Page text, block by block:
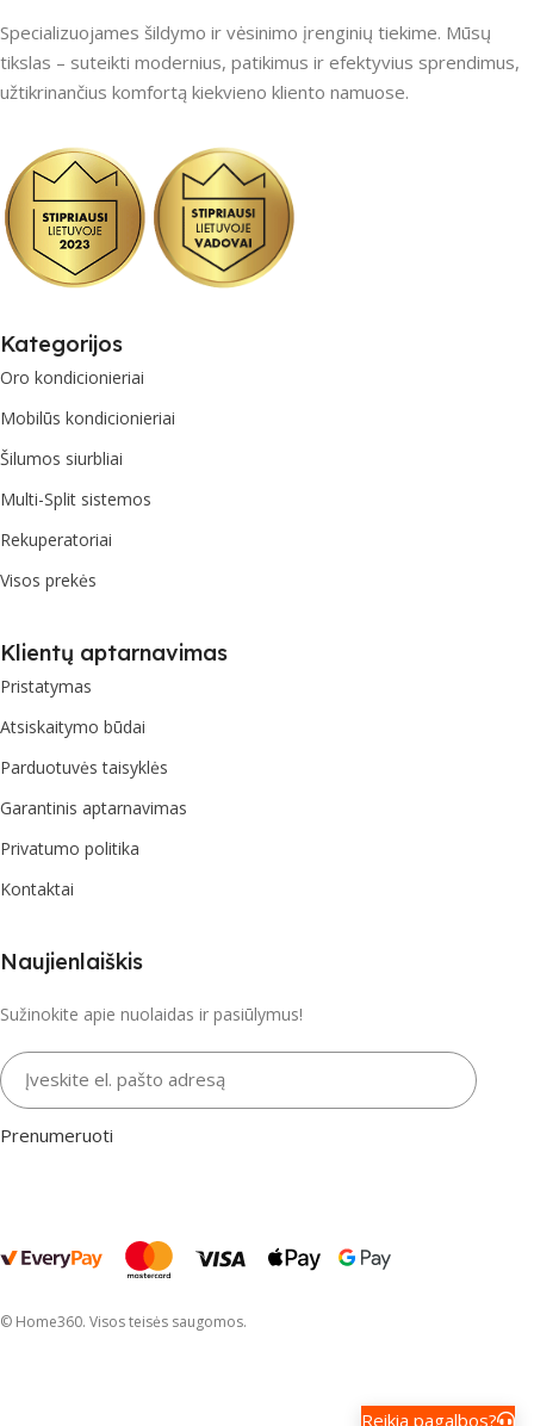
Specializuojames šildymo ir vėsinimo įrenginių tiekime. Mūsų
tikslas – suteikti modernius, patikimus ir efektyvius sprendimus,
užtikrinančius komfortą kiekvieno kliento namuose.
Kategorijos
Oro kondicionieriai
Mobilūs kondicionieriai
Šilumos siurbliai
Multi-Split sistemos
Rekuperatoriai
Visos prekės
Klientų aptarnavimas
Pristatymas
Atsiskaitymo būdai
Parduotuvės taisyklės
Garantinis aptarnavimas
Privatumo politika
Kontaktai
Naujienlaiškis
Sužinokite apie nuolaidas ir pasiūlymus!
Įveskite el. pašto adresą
Prenumeruoti
© Home360. Visos teisės saugomos.
Reikia pagalbos?